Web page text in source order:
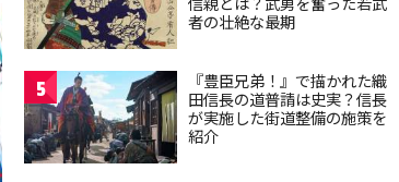
者の壮絶な最期
5
『豊臣兄弟！』で描かれた織
田信長の道普請は史実？信長
が実施した街道整備の施策を
紹介